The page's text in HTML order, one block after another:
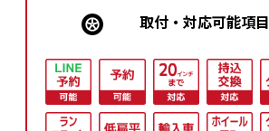
取付・対応可能項⽬